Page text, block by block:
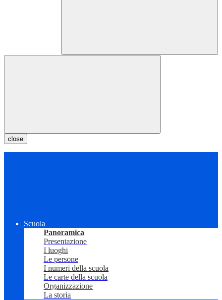
close
Scuola
Panoramica
Presentazione
I luoghi
Le persone
I numeri della scuola
Le carte della scuola
Organizzazione
La storia